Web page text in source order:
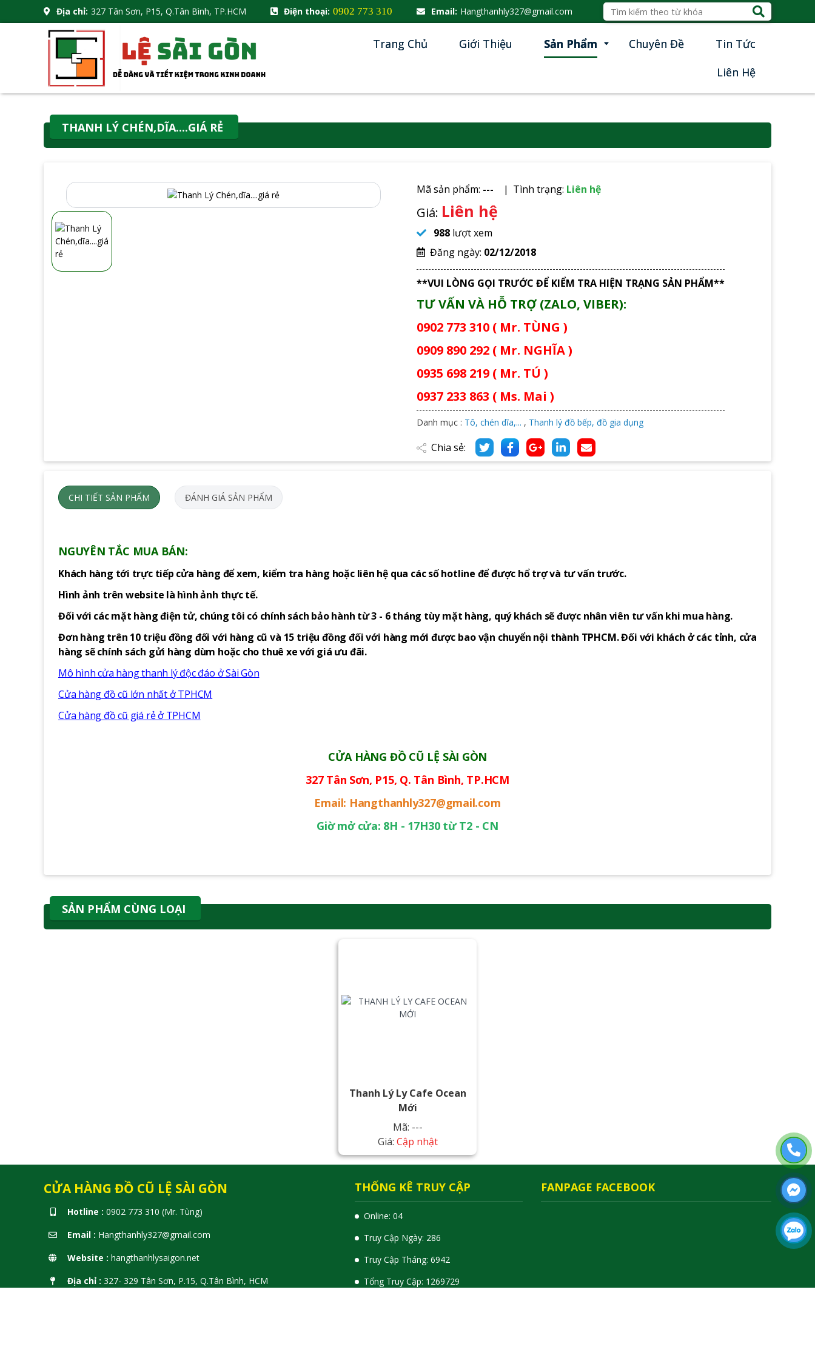
Địa chỉ: 327 Tân Sơn, P15, Q.Tân Bình, TP.HCM Điện thoại: 0902 773 310 Email: Hangthanhly327@gmail.com
Trang Chủ Giới Thiệu Sản Phẩm Chuyên Đề
Tin Tức
Liên Hệ
THANH LÝ CHÉN,DĨA....GIÁ RẺ
Mã sản phẩm: --- Tình trạng: Liên hệ
Giá: Liên hệ
988 lượt xem
Đăng ngày: 02/12/2018
**VUI LÒNG GỌI TRƯỚC ĐỂ KIỂM TRA HIỆN TRẠNG SẢN PHẨM**
TƯ VẤN VÀ HỖ TRỢ (ZALO, VIBER):
0902 773 310 ( Mr. TÙNG )
0909 890 292 ( Mr. NGHĨA )
0935 698 219 ( Mr. TÚ )
0937 233 863 ( Ms. Mai )
Danh mục : Tô, chén dĩa,... , Thanh lý đồ bếp, đồ gia dụng
Chia sẻ:
CHI TIẾT SẢN PHẨM ĐÁNH GIÁ SẢN PHẨM
NGUYÊN TẮC MUA BÁN:
Khách hàng tới trực tiếp cửa hàng để xem, kiểm tra hàng hoặc liên hệ qua các số hotline để được hổ trợ và tư vấn trước.
Hình ảnh trên website là hình ảnh thực tế.
Đối với các mặt hàng điện tử, chúng tôi có chính sách bảo hành từ 3 - 6 tháng tùy mặt hàng, quý khách sẽ được nhân viên tư vấn khi mua hàng.
Đơn hàng trên 10 triệu đồng đối với hàng cũ và 15 triệu đồng đối với hàng mới được bao vận chuyển nội thành TPHCM. Đối với khách ở các tỉnh, cửa
hàng sẽ chính sách gửi hàng dùm hoặc cho thuê xe với giá ưu đãi.
Mô hình cửa hàng thanh lý độc đáo ở Sài Gòn
Cửa hàng đồ cũ lớn nhất ở TPHCM
Cửa hàng đồ cũ giá rẻ ở TPHCM
CỬA HÀNG ĐỒ CŨ LỆ SÀI GÒN
327 Tân Sơn, P15, Q. Tân Bình, TP.HCM
Email: Hangthanhly327@gmail.com
Giờ mở cửa: 8H - 17H30 từ T2 - CN
SẢN PHẨM CÙNG LOẠI
Thanh Lý Ly Cafe Ocean
Mới
Mã: ---
Giá: Cập nhật
CỬA HÀNG ĐỒ CŨ LỆ SÀI GÒN
Hotline : 0902 773 310 (Mr. Tùng)
Email : Hangthanhly327@gmail.com
Website : hangthanhlysaigon.net
Địa chỉ : 327- 329 Tân Sơn, P.15, Q.Tân Bình, HCM
THỐNG KÊ TRUY CẬP
Online: 04
Truy Cập Ngày: 286
Truy Cập Tháng: 6942
Tổng Truy Cập: 1 269729
FANPAGE FACEBOOK